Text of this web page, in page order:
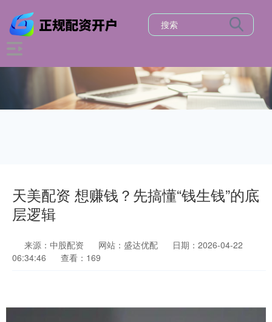
天美配资 想赚钱？先搞懂“钱生钱”的底
层逻辑
来源：中股配资 网站：盛达优配
日期：2026-04-22
06:34:46
查看：169